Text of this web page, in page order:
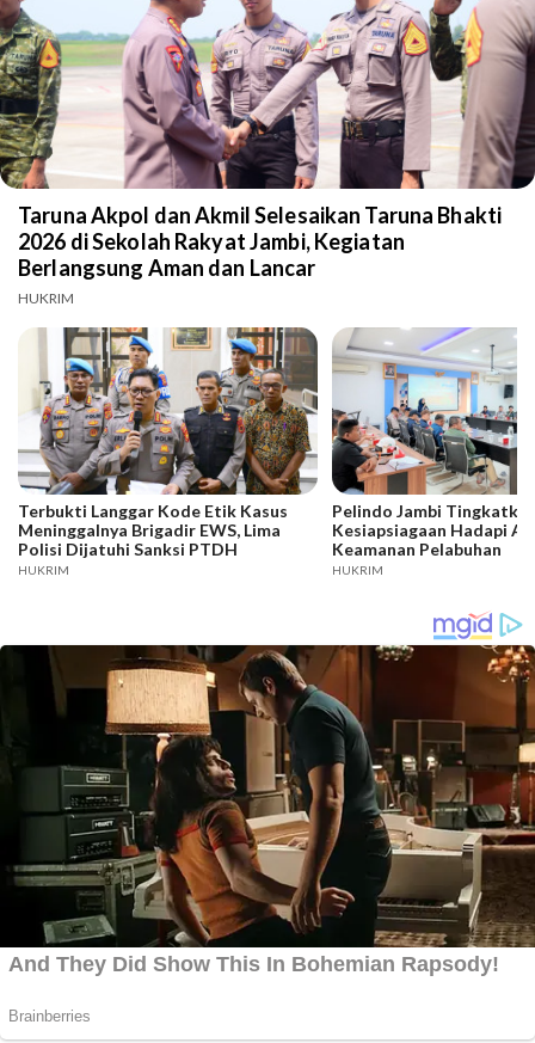
Taruna Akpol dan Akmil Selesaikan Taruna Bhakti
2026 di Sekolah Rakyat Jambi, Kegiatan
Berlangsung Aman dan Lancar
HUKRIM
Terbukti Langgar Kode Etik Kasus
Meninggalnya Brigadir EWS, Lima
Polisi Dijatuhi Sanksi PTDH
HUKRIM
Pelindo Jambi
Kesiapsiagaan Hadapi
Keamanan Pelabuhan
HUKRIM